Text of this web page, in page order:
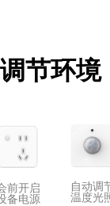
节环境
前开启
备电源
自动调
温度光